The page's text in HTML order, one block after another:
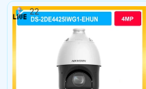
22